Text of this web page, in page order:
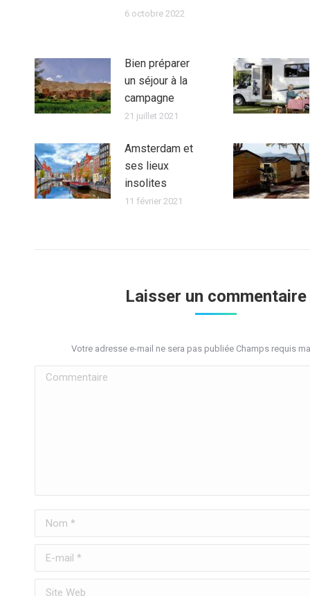
6 octobre 2022
Bien préparer
un séjour à la
campagne
21 juillet 2021
Amsterdam et
ses lieux
insolites
11 février 2021
Laisser un commentaire
Votre adresse e-mail ne sera pas publiée Champs requis
Commentaire
Nom *
E-mail *
Site Web